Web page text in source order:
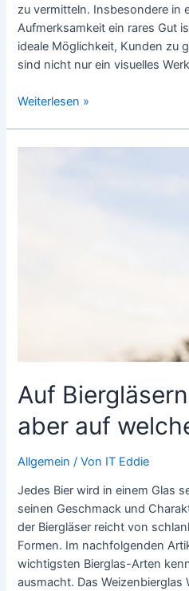
zu vermitteln. Insbesondere in
Aufmerksamkeit ein rares Gut
ideale Möglichkeit, Kunden zu
sind nicht nur ein visuelles
Erklärvideos
Weiterlesen »
Auf
aber auf
Allgemein / Von IT Eddie
Jedes Bier wird in einem Glas
seinen Geschmack und
der Biergläser reicht von
Formen. Im nachfolgenden
wichtigsten Bierglas-Arten
ausmacht. Das